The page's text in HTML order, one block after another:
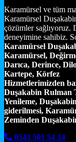
Karamürsel ve tüm
Karamürsel
çözümler sağlıyoruz.
deneyimine sahibiz.
Karamürsel
Karamürsel,
Darıca, Derince,
Kartepe, Körfez
Hizmetlerimizden
Duşakabin Rulman
Yenileme,
giderilmesi,
Zeminden
0543 501 54 34